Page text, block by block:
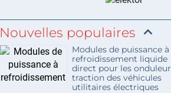
Nouvelles populaires
Modules de puissance à
refroidissement liquide
direct pour les
traction des véhicules
utilitaires électriques